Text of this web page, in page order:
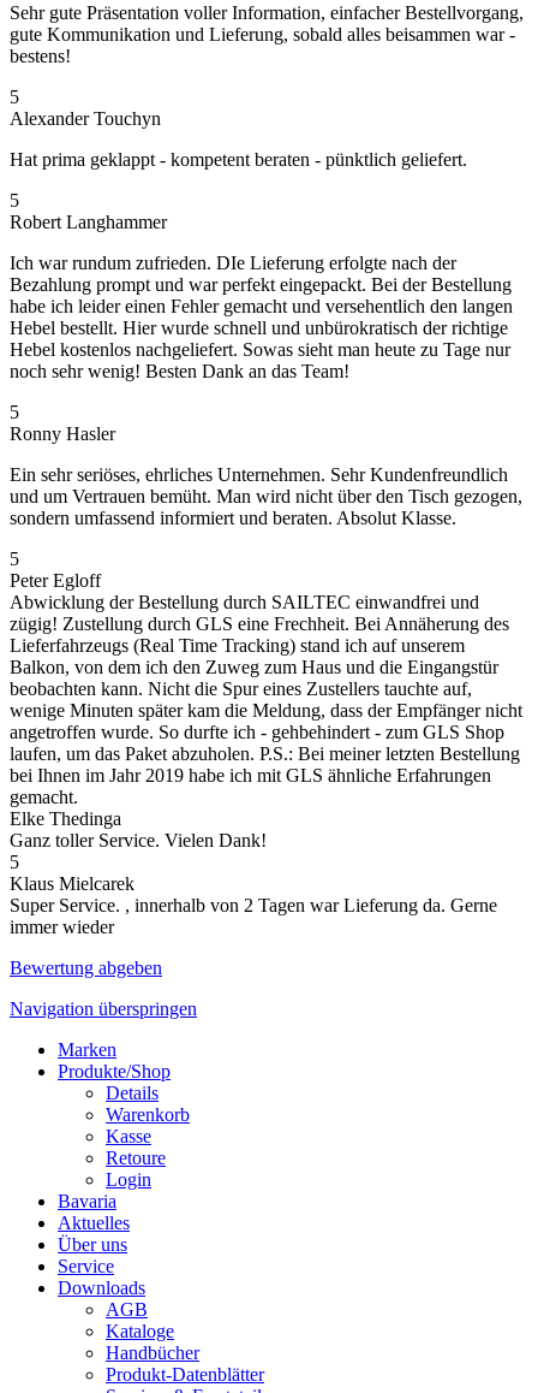
Sehr gute Präsentation voller Information, einfacher Bestellvorgang,
gute Kommunikation und Lieferung, sobald alles beisammen war -
bestens!
5
Alexander Touchyn
Hat prima geklappt - kompetent beraten - pünktlich geliefert.
5
Robert Langhammer
Ich war rundum zufrieden. DIe Lieferung erfolgte nach der
Bezahlung prompt und war perfekt eingepackt. Bei der Bestellung
habe ich leider einen Fehler gemacht und versehentlich den langen
Hebel bestellt. Hier wurde schnell und unbürokratisch der richtige
Hebel kostenlos nachgeliefert. Sowas sieht man heute zu Tage nur
noch sehr wenig! Besten Dank an das Team!
5
Ronny Hasler
Ein sehr seriöses, ehrliches Unternehmen. Sehr Kundenfreundlich
und um Vertrauen bemüht. Man wird nicht über den Tisch gezogen,
sondern umfassend informiert und beraten. Absolut Klasse.
5
Peter Egloff
Abwicklung der Bestellung durch SAILTEC einwandfrei und
zügig! Zustellung durch GLS eine Frechheit. Bei Annäherung des
Lieferfahrzeugs (Real Time Tracking) stand ich auf unserem
Balkon, von dem ich den Zuweg zum Haus und die Eingangstür
beobachten kann. Nicht die Spur eines Zustellers tauchte auf,
wenige Minuten später kam die Meldung, dass der Empfänger nicht
angetroffen wurde. So durfte ich - gehbehindert - zum GLS Shop
laufen, um das Paket abzuholen. P.S.: Bei meiner letzten Bestellung
bei Ihnen im Jahr 2019 habe ich mit GLS ähnliche Erfahrungen
gemacht.
Elke Thedinga
Ganz toller Service. Vielen Dank!
5
Klaus Mielcarek
Super Service. , innerhalb von 2 Tagen war Lieferung da. Gerne
immer wieder
Bewertung abgeben
Navigation überspringen
Marken
Produkte/Shop
Details
Warenkorb
Kasse
Retoure
Login
Bavaria
Aktuelles
Über uns
Service
Downloads
AGB
Kataloge
Handbücher
Produkt-Datenblätter